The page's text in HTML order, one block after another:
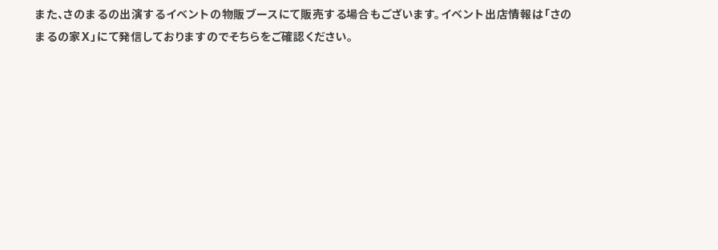
また、さのまるの出演するイベントの物販ブースにて販売する場合もございます。イベント出店情報は「さの
まるの家X」にて発信しておりますのでそちらをご確認ください。